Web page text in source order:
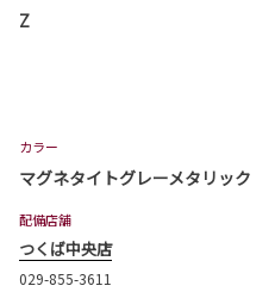
Z
カラー
マグネタイトグレーメタリック
配備店舗
つくば中央店
029-855-3611